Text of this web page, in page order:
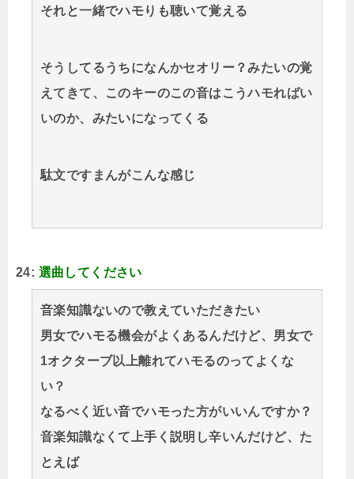
それと一緒でハモりも聴いて覚える
そうしてるうちになんかセオリー？みたいの覚
えてきて、このキーのこの音はこうハモればい
いのか、みたいになってくる
駄文ですまんがこんな感じ
24: 選曲してください
音楽知識ないので教えていただきたい
男女でハモる機会がよくあるんだけど、男女で
1オクターブ以上離れてハモるのってよくな
い？
なるべく近い音でハモった方がいいんですか？
音楽知識なくて上手く説明し辛いんだけど、た
とえば